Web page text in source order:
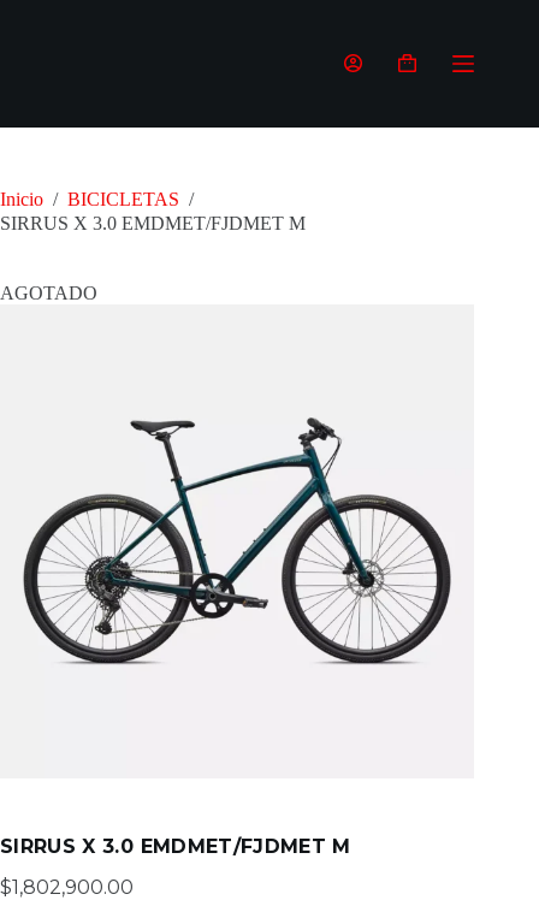
Carro
Inicio / BICICLETAS /
SIRRUS X 3.0 EMDMET/FJDMET M
AGOTADO
SIRRUS X 3.0 EMDMET/FJDMET M
$1,802,900.00